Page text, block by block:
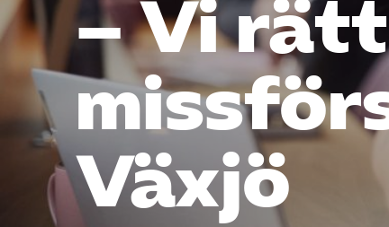
– Vi
Växjö